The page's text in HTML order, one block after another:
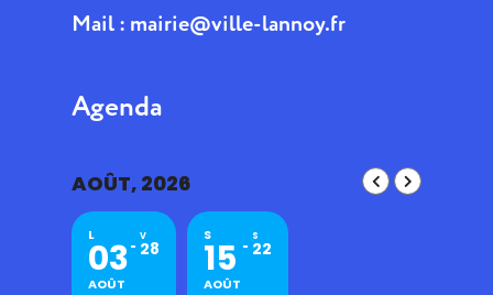
Mail : mairie@ville-lannoy.fr
Agenda
AOÛT, 2026
L
03
AOÛT
V
28
S
15
AOÛT
S
22